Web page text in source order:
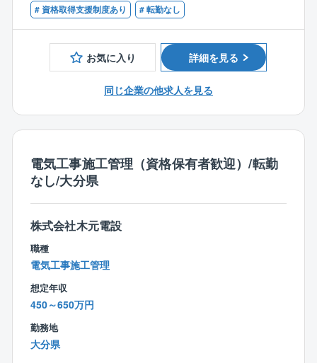
者です。
アリングを行うこともあり、「会社の顔」となるポジ
ションとなります。
■この求人の魅力
が可能です
・段階的なスキルアップが可能ですので、長期的にキ
ャリアを積みたい方におすすめです
【研修制度】
《入社時研修》
弊社研修チームによる配属前研修を約1か月実施いたし
ます。
工具や計測機器等の使用方法をはじめ、電気・機械の
基礎知識を学ぶ座学研修に加え、
や、実際の現場で使用されていたパワーコンディショ
ナーや半導体製造装置などの実機を用いた実践的な研
# 資格取得支援制度あり
# 転勤なし
お気に入り 詳細を見る
同じ企業の他求人を見る
電気工事施工管理（資格保有者歓迎）/転勤
なし/大分県
株式会社木元電設
職種
電気工事施工管理
想定年収
450～650万円
勤務地
大分県